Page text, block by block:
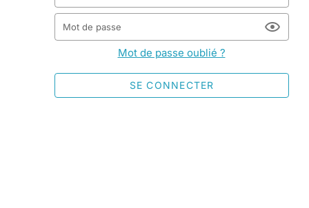
Mot de passe
Mot de passe oublié ?
SE CONNECTER